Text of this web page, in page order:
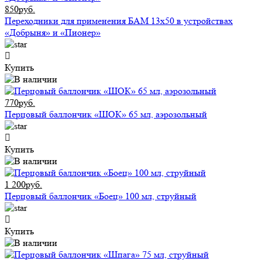
850руб.
Переходники для применения БАМ 13x50 в устройствах
«Добрыня» и «Пионер»
Купить
770руб.
Перцовый баллончик «ШОК» 65 мл, аэрозольный
Купить
1 200руб.
Перцовый баллончик «Боец» 100 мл, струйный
Купить